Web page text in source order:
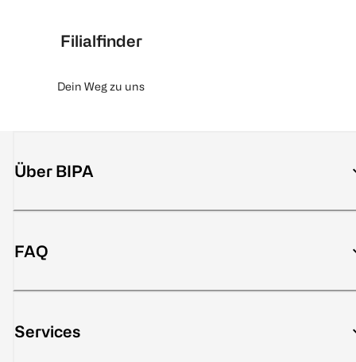
Filialfinder
Dein Weg zu uns
Über BIPA
FAQ
Services